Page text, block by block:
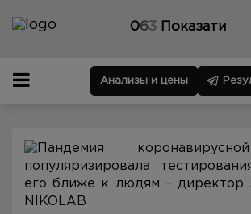
063 Показати
Анализы и цены